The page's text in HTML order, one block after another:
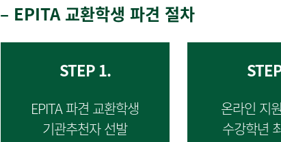
– EPITA 교환학생 파견 절차
STEP 1.
EPITA 파견 교환학생
기관추천자 선발
온라인 지
수강학년